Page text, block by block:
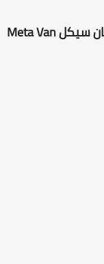
تأليف : جوديث بازلر Judith Bazler / ميتا فان سيكل Meta Van